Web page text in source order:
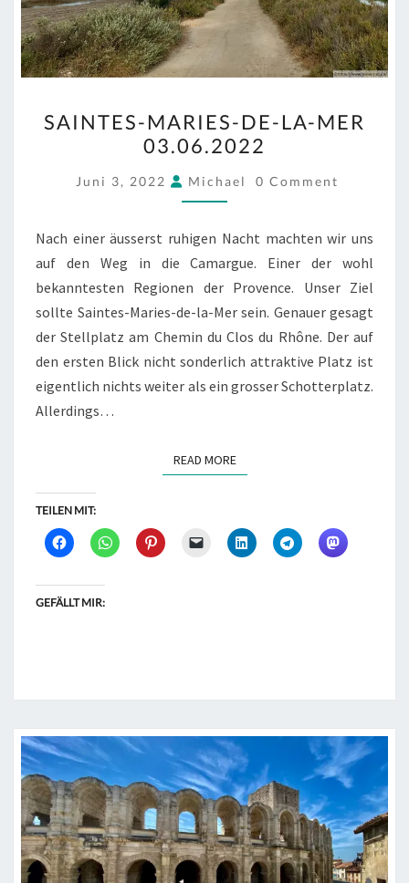
MARIES-
DE-
LA-
MER
SAINTES-MARIES-DE-LA-MER
03.06.2022
Juni 3, 2022 Michael COMMENTS
0 Comment
Nach einer äusserst ruhigen Nacht machten wir uns
auf den Weg in die Camargue. Einer der wohl
bekanntesten Regionen der Provence. Unser Ziel
sollte Saintes-Maries-de-la-Mer sein. Genauer gesagt
der Stellplatz am Chemin du Clos du Rhône. Der auf
den ersten Blick nicht sonderlich attraktive Platz ist
eigentlich nichts weiter als ein grosser Schotterplatz.
Allerdings…
READ MOREREAD MORE
TEILEN MIT:
GEFÄLLT MIR: